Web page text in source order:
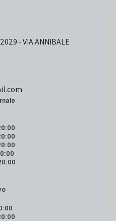
- VIA ANNIBALE
Invernale
Store Estivo